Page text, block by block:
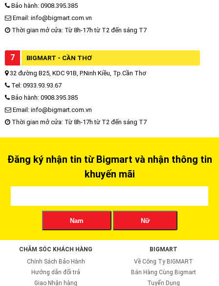
Bảo hành: 0908.395.385
Email: info@bigmart.com.vn
Thời gian mở cửa: Từ 8h-17h từ T2 đến sáng T7
7 BIGMART - CẦN THƠ
32 đường B25, KDC 91B, P.Ninh Kiều, Tp.Cần Thơ
Tel: 0933.93.93.67
Bảo hành: 0908.395.385
Email: info@bigmart.com.vn
Thời gian mở cửa: Từ 8h-17h từ T2 đến sáng T7
Đăng ký nhận tin từ Bigmart và nhận thông tin
khuyến mãi
Nam Nữ
CHĂM SÓC KHÁCH HÀNG
Chính Sách Bảo Hành
Hướng dẫn đổi trả
Giao Nhận hàng
BIGMART
Về Công Ty BIGMART
Bán Hàng Cùng Bigmart
Tuyển Dụng